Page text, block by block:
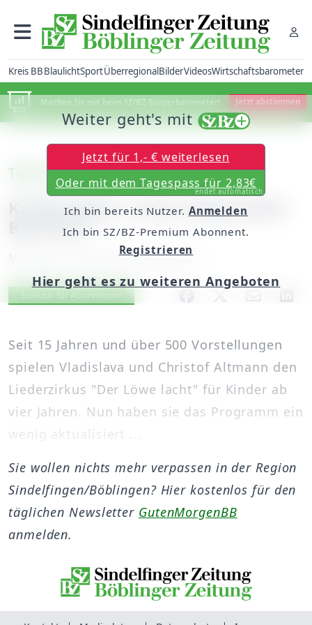
Kreis BBBlaulichtSportÜberregionalBilderVideosWirtschaftsbarometer
Machen Sie mit beim SZ/BZ-Bürgerbarometer! Jetzt abstimmen
Tipp des Tages
Kinderlieder in der Magstadter
Bücherei
Montag, 26. April 2010, 00:00 Uhr
Artikel vorlesen
Exklusiv für Abonnenten
Seit 15 Jahren und über 500 Vorstellungen
spielen Vladislava und Christof Altmann den
Liederzirkus "Der Löwe lacht" für Kinder ab
vier Jahren. Nun haben sie das Programm ein
wenig aktualisiert ...
Weiter geht's mit
Jetzt für 1,- € weiterlesen
Oder mit dem Tagespass für 2,83€
endet automatisch
Ich bin bereits Nutzer. Anmelden
Ich bin SZ/BZ-Premium Abonnent.
Registrieren
Hier geht es zu weiteren Angeboten
Sie wollen nichts mehr verpassen in der Region
Sindelfingen/Böblingen? Hier kostenlos für den
täglichen Newsletter GutenMorgenBB
anmelden.